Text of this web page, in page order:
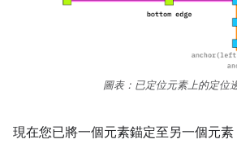
圖表：已定位元素上的定位邊
現在您已將一個元素錨定至另一個元素